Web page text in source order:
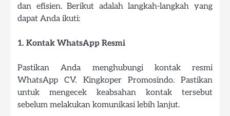
dan efisien. Berikut adalah langkah-langkah yang
dapat Anda ikuti:
1. Kontak WhatsApp Resmi
Pastikan Anda menghubungi kontak resmi
WhatsApp CV. Kingkoper Promosindo. Pastikan
untuk mengecek keabsahan kontak tersebut
sebelum melakukan komunikasi lebih lanjut.